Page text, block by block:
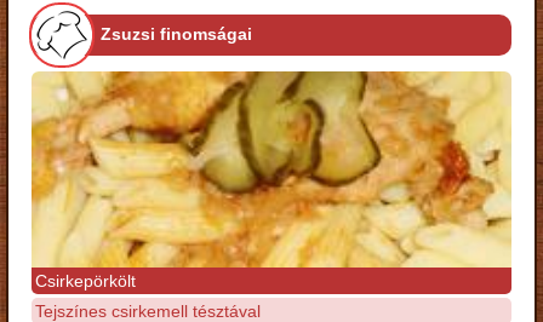
Zsuzsi finomságai
Csirkepörkölt
Tejszínes csirkemell tésztával